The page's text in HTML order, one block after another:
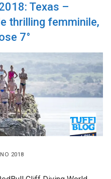
Texas –
thrilling femminile,
7°
2018